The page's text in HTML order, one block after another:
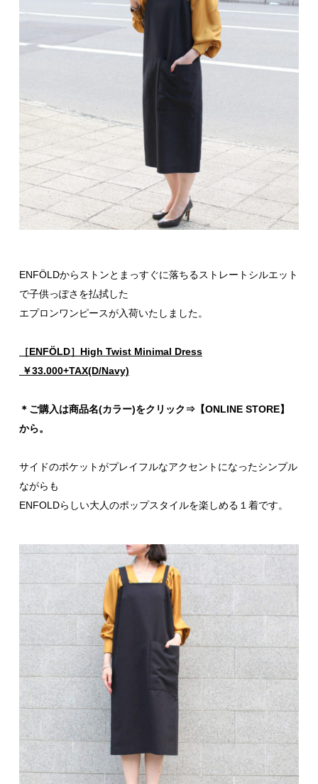
ENFÖLDからストンとまっすぐに落ちるストレートシルエット
で子供っぽさを払拭した
エプロンワンピースが入荷いたしました。
［ENFÖLD］High Twist Minimal Dress
￥33.000+TAX(D/Navy)
＊ご購入は商品名(カラー)をクリック⇒【ONLINE STORE】
から。
サイドのポケットがプレイフルなアクセントになったシンプル
ながらも
ENFOLDらしい大人のポップスタイルを楽しめる１着です。